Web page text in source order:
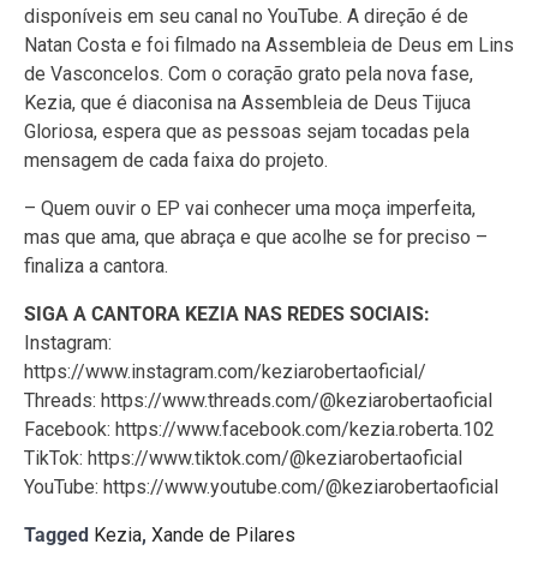
disponíveis em seu canal no YouTube. A direção é de
Natan Costa e foi filmado na Assembleia de Deus em Lins
de Vasconcelos. Com o coração grato pela nova fase,
Kezia, que é diaconisa na Assembleia de Deus Tijuca
Gloriosa, espera que as pessoas sejam tocadas pela
mensagem de cada faixa do projeto.
– Quem ouvir o EP vai conhecer uma moça imperfeita,
mas que ama, que abraça e que acolhe se for preciso –
finaliza a cantora.
SIGA A CANTORA KEZIA NAS REDES SOCIAIS:
Instagram:
https://www.instagram.com/keziarobertaoficial/
Threads: https://www.threads.com/@keziarobertaoficial
Facebook: https://www.facebook.com/kezia.roberta.102
TikTok: https://www.tiktok.com/@keziarobertaoficial
YouTube: https://www.youtube.com/@keziarobertaoficial
Tagged Kezia, Xande de Pilares